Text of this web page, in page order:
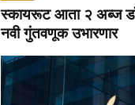
स्कायरूट आता २ अब्ज
नवी गुंतवणूक उभारणार